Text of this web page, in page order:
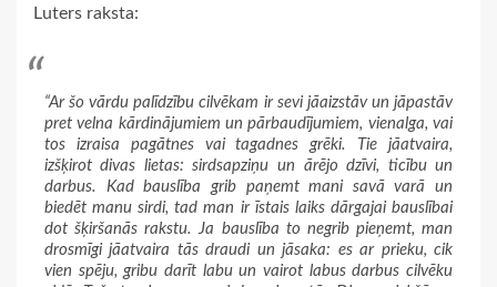
Luters raksta:
“Ar šo vārdu palīdzību cilvēkam ir sevi jāaizstāv un jāpastāv
pret velna kārdinājumiem un pārbaudījumiem, vienalga, vai
tos izraisa pagātnes vai tagadnes grēki. Tie jāatvaira,
izšķirot divas lietas: sirdsapziņu un ārējo dzīvi, ticību un
darbus. Kad bauslība grib paņemt mani savā varā un
biedēt manu sirdi, tad man ir īstais laiks dārgajai bauslībai
dot šķiršanās rakstu. Ja bauslība to negrib pieņemt, man
drosmīgi jāatvaira tās draudi un jāsaka: es ar prieku, cik
vien spēju, gribu darīt labu un vairot labus darbus cilvēku